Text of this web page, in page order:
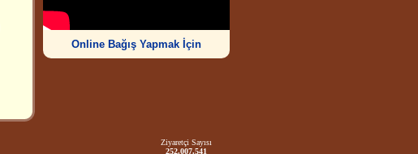
Online Bağış Yapmak İçin
Ziyaretçi Sayısı
252.007.541